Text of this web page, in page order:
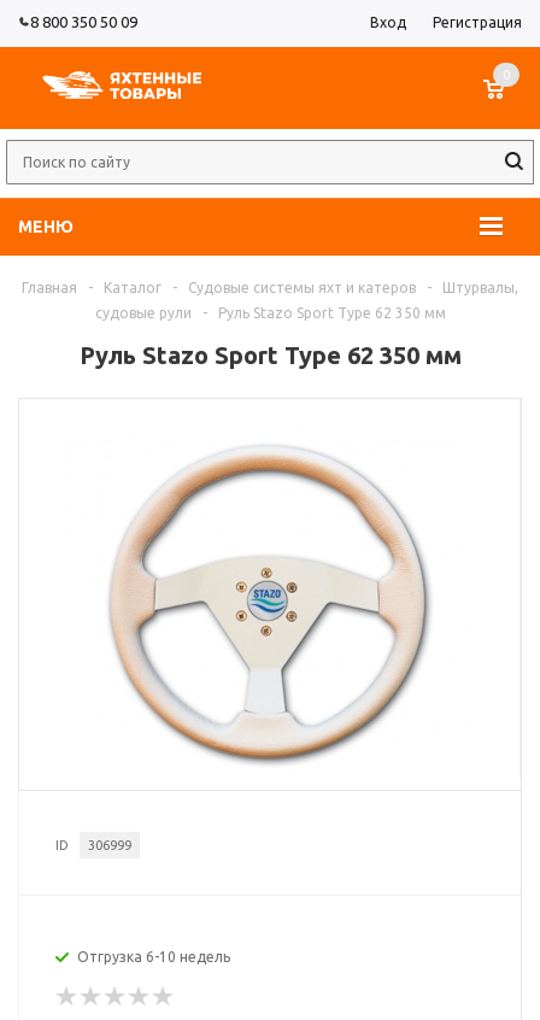
8 800 350 50 09 Вход Регистрация
МЕНЮ
0
Главная - Каталог - Судовые системы яхт и катеров -
Штурвалы,
судовые рули
- Руль Stazo Sport Type 62 350 мм
Руль Stazo Sport Type 62 350 мм
ID 306999
Отгрузка 6-10 недель